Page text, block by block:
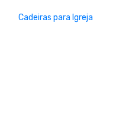
Cadeiras para Igreja